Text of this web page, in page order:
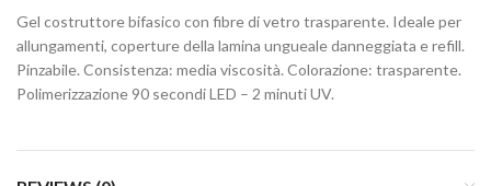
Gel costruttore bifasico con fibre di vetro trasparente. Ideale per
allungamenti, coperture della lamina ungueale danneggiata e refill.
Pinzabile. Consistenza: media viscosità. Colorazione: trasparente.
Polimerizzazione 90 secondi LED – 2 minuti UV.